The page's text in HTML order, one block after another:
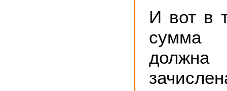
И вот в
сумма